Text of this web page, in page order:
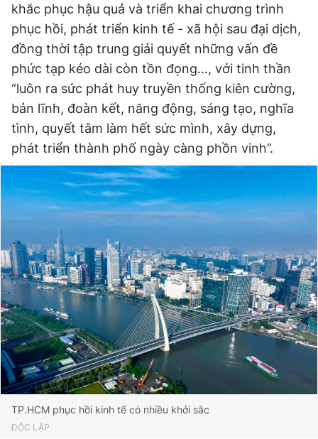
khắc phục hậu quả và triển khai chương trình
phục hồi, phát triển kinh tế - xã hội sau đại dịch,
đồng thời tập trung giải quyết những vấn đề
phức tạp kéo dài còn tồn đọng…, với tinh thần
“luôn ra sức phát huy truyền thống kiên cường,
bản lĩnh, đoàn kết, năng động, sáng tạo, nghĩa
tình, quyết tâm làm hết sức mình, xây dựng,
phát triển thành phố ngày càng phồn vinh”.
TP.HCM phục hồi kinh tế có nhiều khởi sắc
ĐỘC LẬP